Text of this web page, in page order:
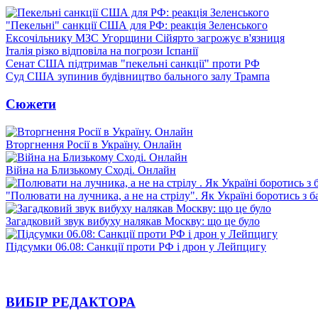
"Пекельні" санкції США для РФ: реакція Зеленського
Ексочільнику МЗС Угорщини Сійярто загрожує в'язниця
Італія різко відповіла на погрози Іспанії
Сенат США підтримав "пекельні санкції" проти РФ
Суд США зупинив будівництво бального залу Трампа
Сюжети
Вторгнення Росії в Україну. Онлайн
Війна на Близькому Сході. Онлайн
"Полювати на лучника, а не на стрілу". Як Україні боротись з
Загадковий звук вибуху налякав Москву: що це було
Підсумки 06.08: Санкції проти РФ і дрон у Лейпцигу
ВИБІР РЕДАКТОРА